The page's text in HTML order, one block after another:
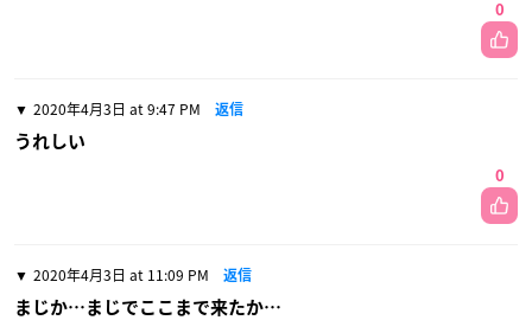
0
2020年4月3日 at 9:47 PM 返信
うれしい
0
2020年4月3日 at 11:09 PM 返信
まじか…まじでここまで来たか…